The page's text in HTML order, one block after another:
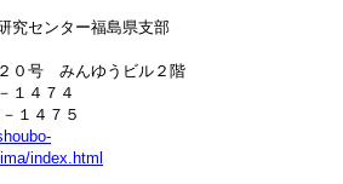
センター福島県支部
号 みんゆうビル２階
４７４
４７５
index.html